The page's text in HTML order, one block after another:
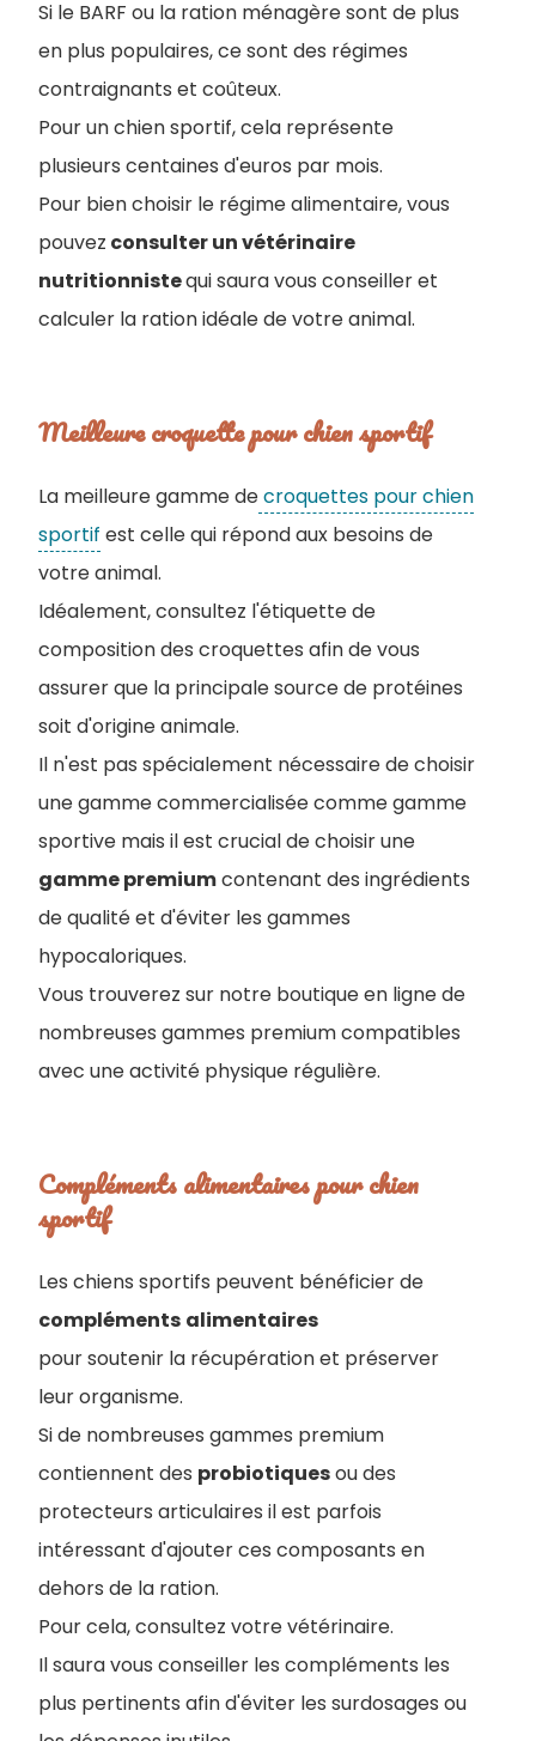
Si le BARF ou la ration ménagère sont de plus
en plus populaires, ce sont des régimes
contraignants et coûteux.
Pour un chien sportif, cela représente
plusieurs centaines d'euros par mois.
Pour bien choisir le régime alimentaire, vous
pouvez consulter un vétérinaire
nutritionnistequi saura vous conseiller et
calculer la ration idéale de votre animal.
Meilleure croquette pour chien sportif
La meilleure gamme decroquettes pour chien
sportif est celle qui répond aux besoins de
votre animal.
Idéalement, consultez l'étiquette de
composition des croquettes afin de vous
assurer que la principale source de protéines
soit d'origine animale.
Il n'est pas spécialement nécessaire de choisir
une gamme commercialisée comme gamme
sportive mais il est crucial de choisir une
gamme premiumcontenant des ingrédients
de qualité et d'éviter les gammes
hypocaloriques.
Vous trouverez sur notre boutique en ligne de
nombreuses gammes premium compatibles
avec une activité physique régulière.
Compléments alimentaires pour chien
sportif
Les chiens sportifs peuvent bénéficier de
compléments alimentaires
pour soutenir la récupération et préserver
leur organisme.
Si de nombreuses gammes premium
contiennent des probiotiquesou des
protecteurs articulaires il est parfois
intéressant d'ajouter ces composants en
dehors de la ration.
Pour cela, consultez votre vétérinaire.
Il saura vous conseiller les compléments les
plus pertinents afin d'éviter les surdosages ou